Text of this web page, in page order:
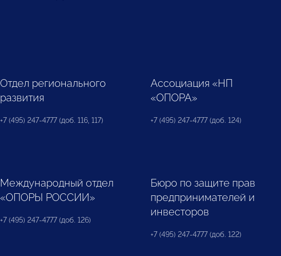
Отдел регионального
развития
+7 (495) 247-4777 (доб. 116, 117)
Ассоциация «НП
«ОПОРА»
+7 (495) 247-4777 (доб. 124)
Международный отдел
«ОПОРЫ РОССИИ»
+7 (495) 247-4777 (доб. 126)
Бюро по защите прав
предпринимателей и
инвесторов
+7 (495) 247-4777 (доб. 122)